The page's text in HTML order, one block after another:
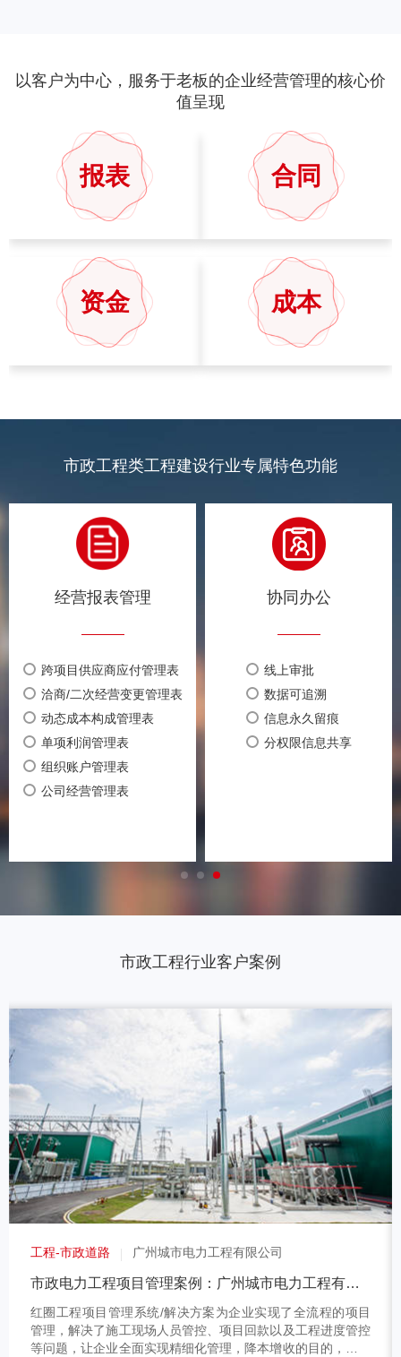
以客户为中心，服务于老板的企业经营管理的核心价
值呈现
报表 合同
资金 成本
市政工程类工程建设行业专属特色功能
、风险管理
入/支出台账
程结算
同清单
营台账
商变更
险预警
包管理
经营报表管理
跨项目供应商应付管理表
洽商/二次经营变更管理表
动态成本构成管理表
单项利润管理表
市政工程行业客户案例
工程-市政道路 广州城市电力工程有限公司
市政电力工程项目管理案例：广州城市电力工程有限公司（工程项目管理软件/解决方案）
红圈工程项目管理系统/解决方案为企业实现了全流程的项目
管理，解决了施工现场人员管控、项目回款以及工程进度管控
等问题，让企业全面实现精细化管理，降本增收的目的，让管